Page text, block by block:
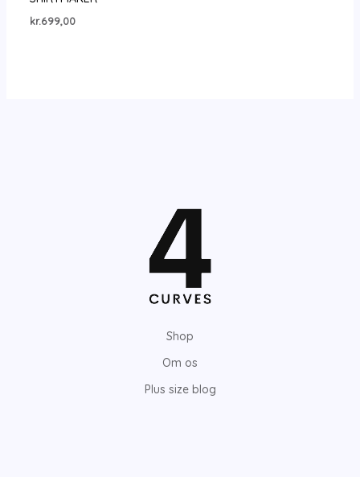
kr.699,00
Shop
Om os
Plus size blog